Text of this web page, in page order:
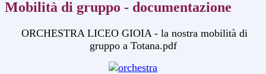
Mobilità di gruppo - documentazione
ORCHESTRA LICEO GIOIA - la nostra mobilità di
gruppo a Totana.pdf